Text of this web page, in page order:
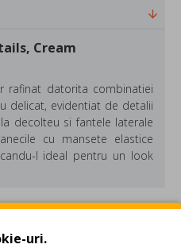
Cream
rafinat datorita combinatiei
delicat, evidentiat de detalii
decolteu si fantele laterale
cu mansete elastice
l ideal pentru un look
uri.